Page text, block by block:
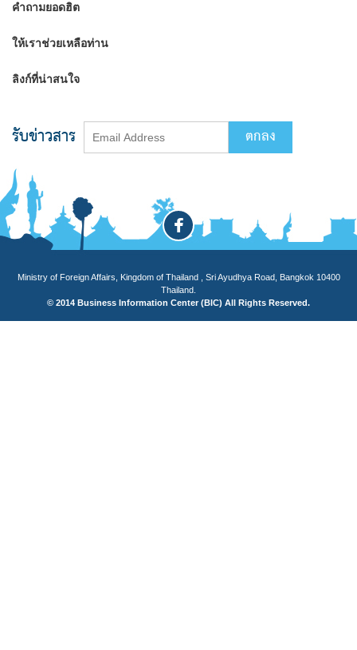
คำถามยอดฮิต
ให้เราช่วยเหลือท่าน
ลิงก์ที่น่าสนใจ
รับข่าวสาร
Ministry of Foreign Affairs, Kingdom of Thailand , Sri Ayudhya Road, Bangkok 10400
Thailand.
© 2014 Business Information Center (BIC) All Rights Reserved.